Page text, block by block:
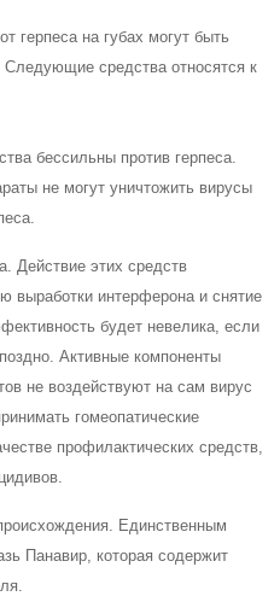
герпеса на губах могут быть
средства относятся к
бессильны против герпеса.
не могут уничтожить вирусы
Действие этих средств
выработки интерферона и снятие
будет невелика, если
Активные компоненты
не воздействуют на сам вирус
гомеопатические
профилактических средств,
Единственным
Панавир, которая содержит